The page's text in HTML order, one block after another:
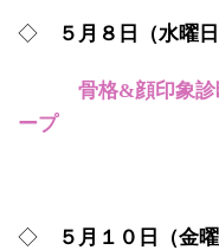
◇ ５月８日（水曜
骨格&顔印象診断
ープ
◇ ５月１０日（金曜